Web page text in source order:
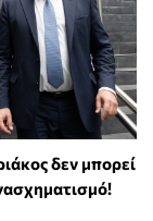
δεν μπορεί